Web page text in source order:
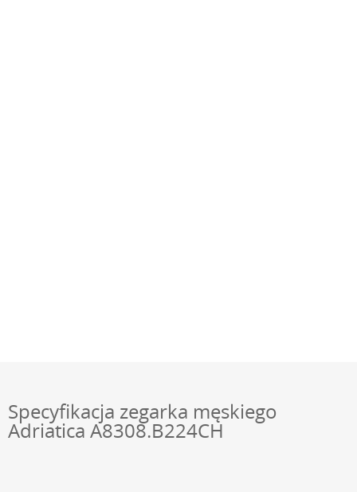
Specyfikacja zegarka męskiego
Adriatica A8308.B224CH